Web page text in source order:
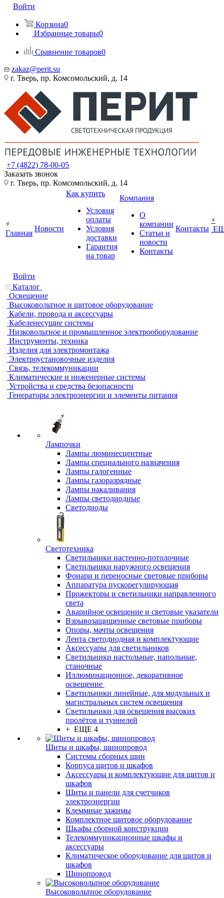
Войти
Корзина0
Избранные товары0
Сравнение товаров0
zakaz@perit.su
г. Тверь, пр. Комсомольский, д. 14
+7 (4822) 78-00-05
Заказать звонок
г. Тверь, пр. Комсомольский, д. 14
Главная
Новости
Как купить
Условия
оплаты
Условия
доставки
Гарантия
на товар
Компания
О
компании
Статьи и
новости
Контакты
Контакты
+
Войти
Каталог
Освещение
Высоковольтное и щитовое оборудование
Кабели, провода и аксессуары
Кабеленесущие системы
Низковольтное и промышленное электрооборудование
Инструменты, техника
Изделия для электромонтажа
Электроустановочные изделия
Связь, телекоммуникации
Климатические и инженерные системы
Устройства и средства безопасности
Генераторы электроэнергии и элементы питания
Лампочки
Лампы люминесцентные
Лампы специального назначения
Лампы галогенные
Лампы газоразрядные
Лампы накаливания
Лампы светодиодные
Светодиоды
Светотехника
Светильники настенно-потолочные
Светильники наружного освещения
Фонари и переносные световые приборы
Аппаратура пускорегулирующая
Прожекторы и светильники направленного
света
Аварийное освещение и световые указатели
Взрывозащищенные световые приборы
Опоры, мачты освещения
Лента светодиодная и комплектующие
Аксессуары для светильников
Светильники настольные, напольные,
станочные
Иллюминационное, декоративное
освещение
Светильники линейные, для модульных и
магистральных систем освещения
Светильники для освещения высоких
пролётов и туннелей
+ ЕЩЕ 4
Щиты и шкафы, шинопровод
Системы сборных шин
Корпуса щитов и шкафов
Аксессуары и комплектующие для щитов и
шкафов
Щиты и панели для счетчиков
электроэнергии
Клеммные зажимы
Комплектное щитовое оборудование
Шкафы сборной конструкции
Телекоммуникационные шкафы и
аксессуары
Климатическое оборудование для щитов и
шкафов
Шинопровод
Высоковольтное оборудование